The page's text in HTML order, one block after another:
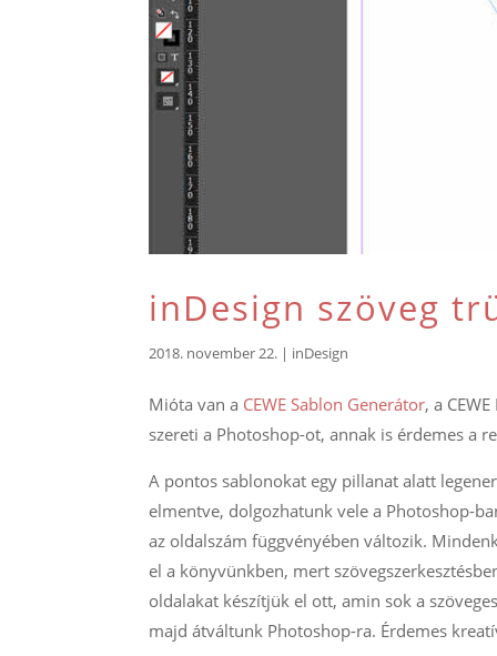
inDesign szöveg
2018. november 22. | inDesign
Mióta van a CEWE Sablon Generátor, a
szereti a Photoshop-ot, annak is érdemes a
A pontos sablonokat egy pillanat alatt
elmentve, dolgozhatunk vele a Photoshop-
az oldalszám függvényében változik.
el a könyvünkben, mert
oldalakat készítjük el ott, amin sok a
majd átváltunk Photoshop-ra. Érdemes